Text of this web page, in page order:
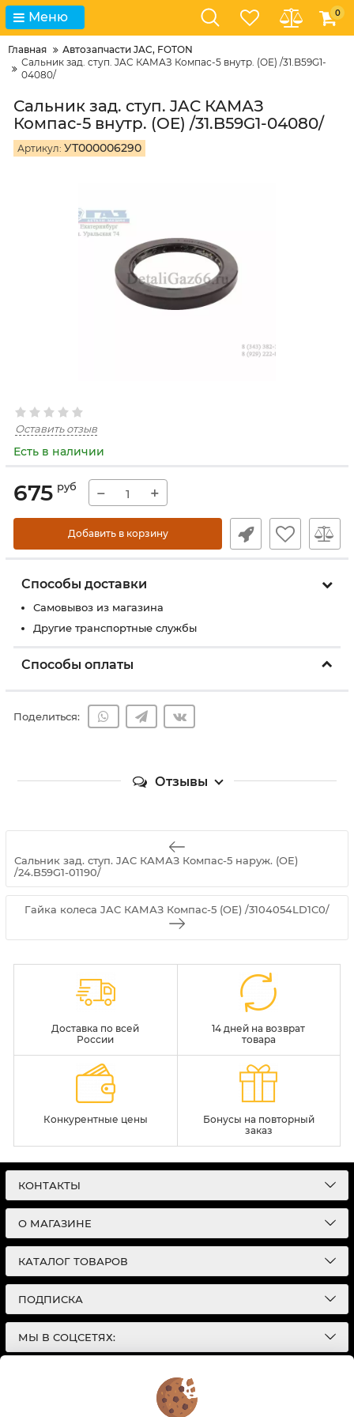
Меню 0
Главная
Автозапчасти JAC, FOTON
Сальник зад. ступ. JAC КАМАЗ Компас-5 внутр. (OE) /31.B59G1-
04080/
Сальник зад. ступ. JAC КАМАЗ
Компас-5 внутр. (OE) /31.B59G1-04080/
Артикул: УТ000006290
Оставить отзыв
Есть в наличии
675 руб − +
Добавить в корзину
Способы доставки
Самовывоз из магазина
Другие транспортные службы
Способы оплаты
Поделиться:
Отзывы
Сальник зад. ступ. JAC КАМАЗ Компас-5 наруж. (OE)
/24.B59G1-01190/
Гайка колеса JAC КАМАЗ Компас-5 (OE) /3104054LD1C0/
Доставка по всей
России
14 дней на возврат
товара
Конкурентные цены
Бонусы на повторный
заказ
КОНТАКТЫ
О МАГАЗИНЕ
КАТАЛОГ ТОВАРОВ
ПОДПИСКА
МЫ В СОЦСЕТЯХ:
Интернет-магазин автотоваров в Екатеринбурге
| Разработка сайтов |
Политика конфиденциальности